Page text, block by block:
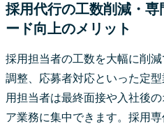
採用代行の工数削減・
ード向上のメリット
採用担当者の工数を大幅に削
調整、応募者対応といった定
用担当者は最終面接や入社後
ア業務に集中できます。採用